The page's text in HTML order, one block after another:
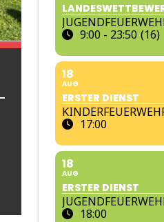
9:00 - 23:50 (16)
18
AUG
ERSTER DIENST
17:00
18
AUG
ERSTER DIENST
18:00